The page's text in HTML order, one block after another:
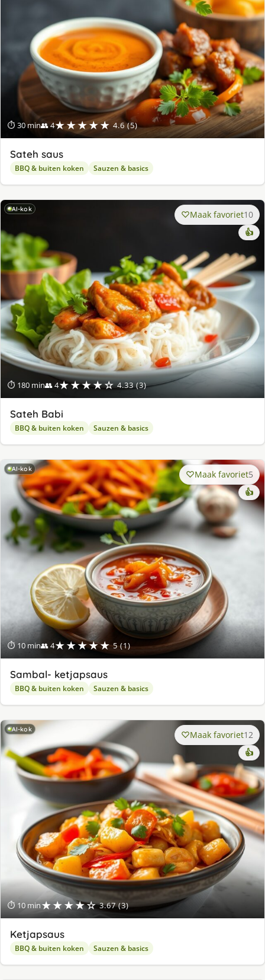
⏱ 30 min👥 4★★★★★ 4.6 (5)
Sateh saus
BBQ & buiten koken Sauzen & basics
AI-kok
⏱ 180 min👥 4★★★★☆ 4.33 (3)
Maak favoriet10
👍
Sateh Babi
BBQ & buiten koken Sauzen & basics
AI-kok
⏱ 10 min👥 4★★★★★ 5 (1)
Maak favoriet5
👍
Sambal- ketjapsaus
BBQ & buiten koken Sauzen & basics
AI-kok
⏱ 10 min★★★★☆ 3.67 (3)
Maak favoriet12
👍
Ketjapsaus
BBQ & buiten koken Sauzen & basics